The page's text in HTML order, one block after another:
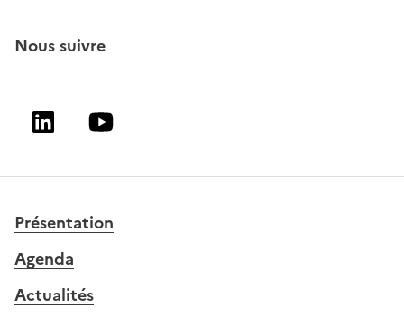
Nous suivre
LinkedinYoutube
Présentation
Agenda
Actualités